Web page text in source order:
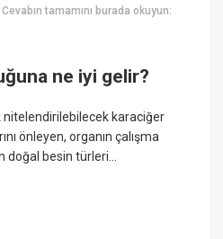
Cevabın tamamını burada okuyun:
ne iyi gelir?
karaciğer
önleyen, organın çalışma
doğal besin türleri...